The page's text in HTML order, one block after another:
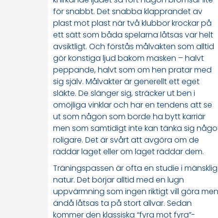
för snabbt. Det snabba klapprandet av
plast mot plast när två klubbor krockar på
ett sätt som båda spelarna låtsas var helt
avsiktligt. Och förstås målvakten som alltid
gör konstiga ljud bakom masken – halvt
peppande, halvt som om hen pratar med
sig själv. Målvakter är generellt ett eget
släkte. De slänger sig, sträcker ut ben i
omöjliga vinklar och har en tendens att se
ut som någon som borde ha bytt karriär
men som samtidigt inte kan tänka sig
roligare. Det är svårt att avgöra om de
räddar laget eller om laget räddar dem.
Träningspassen är ofta en studie i mänsklig
natur. Det börjar alltid med en lugn
uppvärmning som ingen riktigt vill göra men
ändå låtsas ta på stort allvar. Sedan
kommer den klassiska “fyra mot fyra”-